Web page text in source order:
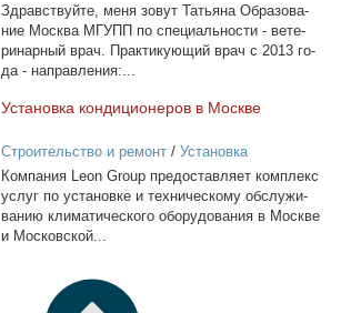
Здрав­ствуй­те, ме­ня зо­вут Та­тья­на Об­ра­зо­ва­
ние Москва МГУПП по спе­ци­аль­но­сти - ве­те­
ри­нар­ный врач. Прак­ти­ку­ю­щий врач с 2013 го­
да - на­прав­ле­ния:...
Уста­нов­ка кон­ди­ци­о­не­ров в Москве
Строительство и ремонт/ Установка
кондиционеров
Ком­па­ния Leon Group предо­став­ля­ет ком­плекс
услуг по уста­нов­ке и тех­ни­че­ско­му об­слу­жи­
ва­нию кли­ма­ти­че­ско­го обо­ру­до­ва­ния в Москве
и Мос­ков­ской...